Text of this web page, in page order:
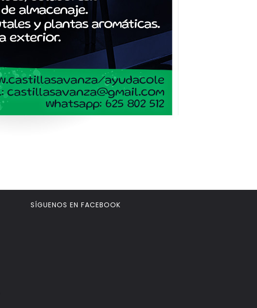
SÍGUENOS EN FACEBOOK